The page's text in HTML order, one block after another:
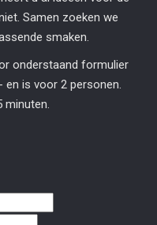
Samen zoeken we
smaken.
onderstaand formulier
en is voor 2 personen.
minuten.